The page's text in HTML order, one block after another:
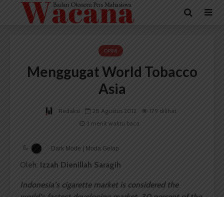
OPINI
Menggugat World Tobacco
Asia
Redaksi 28 Agustus 2012
179 dilihat
3 menit waktu baca
Dark Mode | Moda Gelap
Oleh: Izzah Dienillah Saragih
Indonesia’s cigarette market is considered the